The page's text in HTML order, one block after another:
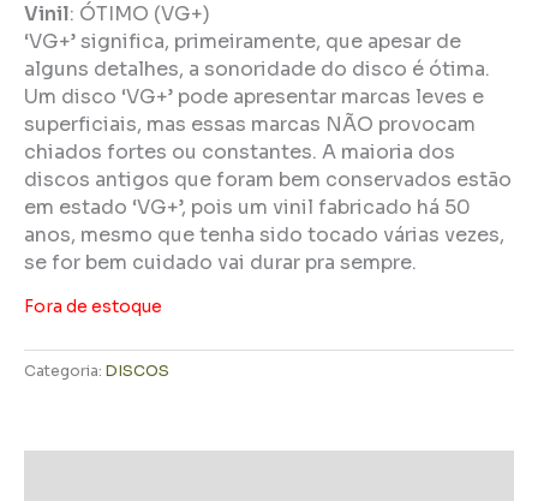
Vinil: ÓTIMO (VG+)
‘VG+’ significa, primeiramente, que apesar de
alguns detalhes, a sonoridade do disco é ótima.
Um disco ‘VG+’ pode apresentar marcas leves e
superficiais, mas essas marcas NÃO provocam
chiados fortes ou constantes. A maioria dos
discos antigos que foram bem conservados estão
em estado ‘VG+’, pois um vinil fabricado há 50
anos, mesmo que tenha sido tocado várias vezes,
se for bem cuidado vai durar pra sempre.
Fora de estoque
Categoria: DISCOS